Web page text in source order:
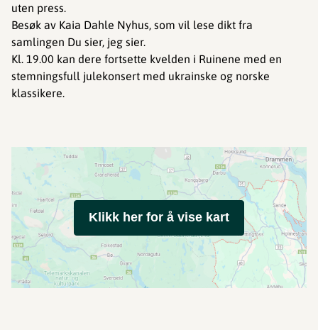
uten press.
Besøk av Kaia Dahle Nyhus, som vil lese dikt fra
samlingen Du sier, jeg sier.
Kl. 19.00 kan dere fortsette kvelden i Ruinene med en
stemningsfull julekonsert med ukrainske og norske
klassikere.
Klikk her for å vise kart